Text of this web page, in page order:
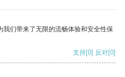
们带来了无限的流畅体验和安全性保
支持[0] 反对[0]